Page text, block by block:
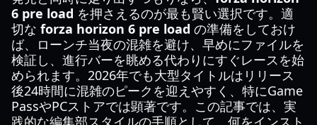
6 pre load を押さえるのが最も賢い選択です。適
切な forza horizon 6 pre load の準備をしておけ
ば、ローンチ当夜の混雑を避け、早めにファイルを
検証し、進行バーを眺める代わりにすぐレースを始
められます。2026年でも大型タイトルはリリース
後24時間に混雑のピークを迎えやすく、特にGame
PassやPCストアでは顕著です。この記事では、実
践的な編集部スタイルの手順として、何をインスト